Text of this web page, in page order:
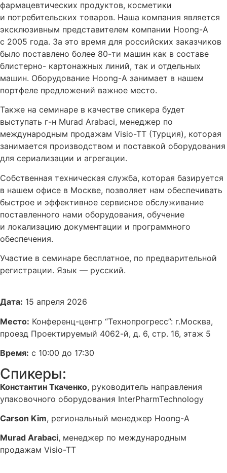
фармацевтических продуктов, косметики
и потребительских товаров. Наша компания является
эксклюзивным представителем компании Hoong-A
с 2005 года. За это время для российских заказчиков
было поставлено более 80-ти машин как в составе
блистерно- картонажных линий, так и отдельных
машин. Оборудование Hoong-A занимает в нашем
портфеле предложений важное место.
Также на семинаре в качестве спикера будет
выступать г-н Murad Arabaci, менеджер по
международным продажам Visio-TT (Турция), которая
занимается производством и поставкой оборудования
для сериализации и агрегации.
Собственная техническая служба, которая базируется
в нашем офисе в Москве, позволяет нам обеспечивать
быстрое и эффективное сервисное обслуживание
поставленного нами оборудования, обучение
и локализацию документации и программного
обеспечения.
Участие в семинаре бесплатное, по предварительной
регистрации. Язык — русский.
Дата: 15 апреля 2026
Место: Конференц-центр “Технопрогресс”: г.Москва,
проезд Проектируемый 4062-й, д. 6, стр. 16, этаж 5
Время: с 10:00 до 17:30
Спикеры:
Константин Ткаченко, руководитель направления
упаковочного оборудования InterPharmTechnology
Carson Kim, региональный менеджер Hoong-A
Murad Arabaci, менеджер по международным
продажам Visio-TT